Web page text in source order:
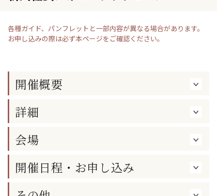
各種ガイド、パンフレットと一部内容が異なる場合があります。
お申し込みの際は必ず本ページをご確認ください。
開催概要
詳細
会場
開催日程・お申し込み